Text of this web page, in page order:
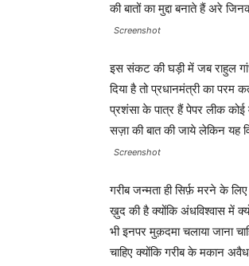
की बातों का मुद्दा बनाते हैं अरे
Screenshot
इस संकट की घड़ी में जब राहुल
दिया है तो प्रधानमंत्री का
प्रशंसा के पात्र हैं पेपर लीक
सज़ा की बात की जाये लेकिन यह
Screenshot
गरीब जन्मता ही सिर्फ़ मरने के
ख़ुद की है क्योंकि अंधविश्वास में
भी इनपर मुक़दमा चलाया जाना
चाहिए क्योंकि गरीब के मकान